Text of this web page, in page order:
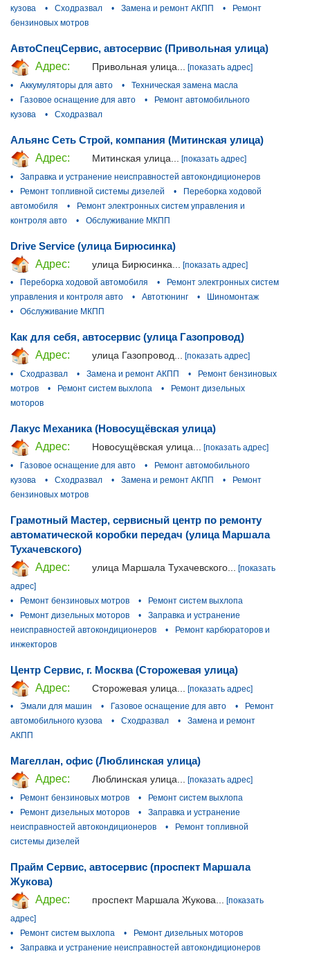
кузова • Сходразвал • Замена и ремонт АКПП •
Ремонт
бензиновых мотров
АвтоСпецСервис, автосервис (Привольная улица)
Адрес:
Привольная улица...
[показать адрес]
•
Аккумуляторы для авто •
Техническая замена масла
•
Газовое оснащение для авто •
Ремонт автомобильного
кузова
• Сходразвал
Альянс Сеть Строй, компания (Митинская улица)
Адрес:
Митинская улица...
[показать адрес]
•
Заправка и устранение неисправностей автокондиционеров
•
Ремонт топливной системы дизелей •
Переборка ходовой
автомобиля
•
Ремонт электронных систем управления и
контроля авто
• Обслуживание МКПП
Drive Service (улица Бирюсинка)
Адрес:
улица Бирюсинка...
[показать адрес]
•
Переборка ходовой автомобиля •
Ремонт электронных систем
управления и контроля авто
• Автотюнинг •
Шиномонтаж
•
Обслуживание МКПП
Как для себя, автосервис (улица Газопровод)
Адрес:
улица Газопровод... [показать адрес]
•
Сходразвал • Замена и ремонт АКПП •
Ремонт бензиновых
мотров
• Ремонт систем выхлопа •
Ремонт дизельных
моторов
Лакус Механика (Новосущёвская улица)
Адрес:
Новосущёвская улица...
[показать адрес]
•
Газовое оснащение для авто •
Ремонт автомобильного
кузова
• Сходразвал • Замена и ремонт АКПП •
Ремонт
бензиновых мотров
Грамотный Мастер, сервисный центр по ремонту
автоматической коробки передач (улица Маршала
Тухачевского)
Адрес:
улица Маршала Тухачевского...
[показать
адрес]
•
Ремонт бензиновых мотров •
Ремонт систем выхлопа
•
Ремонт дизельных моторов •
Заправка и устранение
неисправностей автокондиционеров
•
Ремонт карбюраторов и
инжекторов
Центр Сервис, г. Москва (Сторожевая улица)
Адрес:
Сторожевая улица...
[показать адрес]
•
Эмали для машин • Газовое оснащение для авто •
Ремонт
автомобильного кузова
• Сходразвал •
Замена и ремонт
АКПП
Магеллан, офис (Люблинская улица)
Адрес:
Люблинская улица... [показать адрес]
•
Ремонт бензиновых мотров •
Ремонт систем выхлопа
•
Ремонт дизельных моторов •
Заправка и устранение
неисправностей автокондиционеров
•
Ремонт топливной
системы дизелей
Прайм Сервис, автосервис (проспект Маршала
Жукова)
Адрес:
проспект Маршала Жукова...
[показать
адрес]
•
Ремонт систем выхлопа •
Ремонт дизельных моторов
•
Заправка и устранение неисправностей автокондиционеров